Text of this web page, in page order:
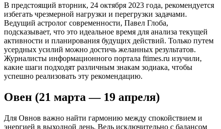
В предстоящий вторник, 24 октября 2023 года, рекомендуется
избегать чрезмерной нагрузки и перегрузки задачами.
Ведущий астролог современности, Павел Глоба,
подсказывает, что это идеальное время для анализа текущей
активности и планирования будущих действий. Только путем
усердных усилий можно достичь желанных результатов.
Журналисты информационного портала ftimes.ru изучили,
какие шаги подходят различным знакам зодиака, чтобы
успешно реализовать эту рекомендацию.
Овен (21 марта — 19 апреля)
Для Овнов важно найти гармонию между спокойствием и
энергией в выходной день. Ведь исключительно с балансом